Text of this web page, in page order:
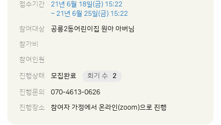
접수기간
21년 6월 18일(금) 15:22
~ 21년 6월 25일(금) 15:22
참여대상
공릉2동어린이집 원아 아버님
참가비
참여인원
진행상태 모집완료 회기 수 2
진행문의
070-4613-0626
진행장소
참여자 가정에서 온라인(zoom)으로 진행